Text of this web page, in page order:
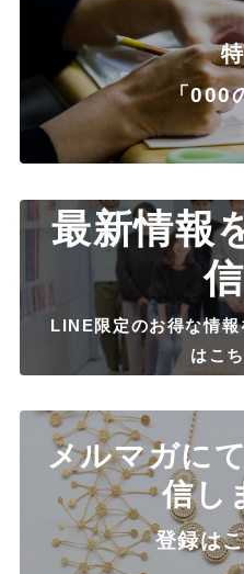
「000
最新情報
LINE限定のお得な情
はこ
メルマガに
信し
登録は